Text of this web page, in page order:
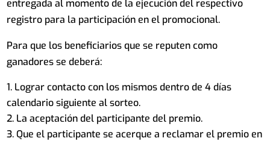
entregada al momento de la ejecución del respectivo
registro para la participación en el promocional.
Para que los beneficiarios que se reputen como
ganadores se deberá:
Lograr contacto con los mismos dentro de 4 días
calendario siguiente al sorteo.
La aceptación del participante del premio.
Que el participante se acerque a reclamar el premio en